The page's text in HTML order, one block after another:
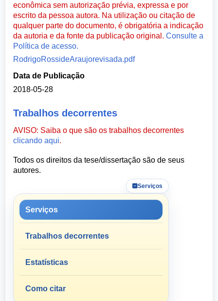
econômica sem autorização prévia, expressa e por
escrito da pessoa autora. Na utilização ou citação de
qualquer parte do documento, é obrigatória a indicação
da autoria e da fonte da publicação original.Consulte a
Política de acesso.
RodrigoRossideAraujorevisada.pdf
Data de Publicação
2018-05-28
Trabalhos decorrentes
AVISO: Saiba o que são os trabalhos decorrentes
clicando aqui.
Todos os direitos da tese/dissertação são de seus
autores.
Serviços
Serviços
Trabalhos decorrentes
Estatísticas
Como citar